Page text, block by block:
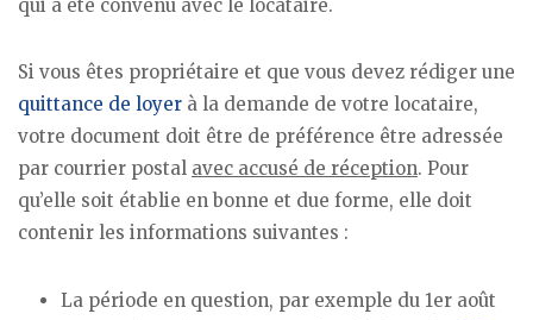
qui a été convenu avec le locataire.
Si vous êtes propriétaire et que vous devez rédiger une
quittance de loyer à la demande de votre locataire,
votre document doit être de préférence être adressée
par courrier postal avec accusé de réception. Pour
qu’elle soit établie en bonne et due forme, elle doit
contenir les informations suivantes :
La période en question, par exemple du 1er août